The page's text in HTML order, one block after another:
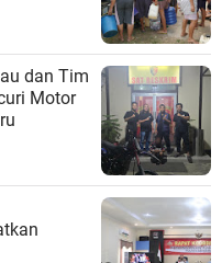
dan Tim
Motor